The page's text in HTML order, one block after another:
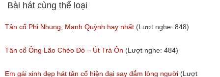
Bài hát cùng thể loại
Tân cổ Phi Nhung, Mạnh Quỳnh hay nhất (Lượt nghe: 848)
Tân cổ Ông Lão Chèo Đò – Út Trà Ôn (Lượt nghe: 484)
Em gái xinh đẹp hát tân cổ hiện đại say đắm lòng người (Lượt